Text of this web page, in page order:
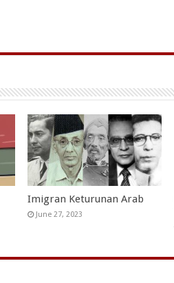
Imigran Keturunan Arab
June 27, 2023